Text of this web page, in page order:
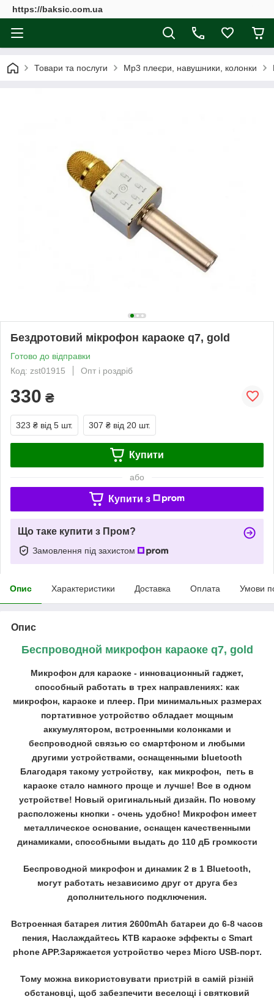
https://baksic.com.ua
Товари та послуги Mp3 плеєри, навушники, колонки
Бездротовий мікрофон караоке q7, gold
Готово до відправки
Код: zst01915
Опт і роздріб
330 ₴
323 ₴ від 5 шт. 307 ₴ від 20 шт.
Купити
або
Купити з
Що таке купити з Пром?
Замовлення під захистом
Опис Характеристики Доставка Оплата Умови
Опис
Беспроводной микрофон караоке q7, gold
Микрофон для караоке - инновационный гаджет,
способный работать в трех направлениях: как
микрофон, караоке и плеер. При минимальных размерах
портативное устройство обладает мощным
аккумулятором, встроенными колонками и
беспроводной связью со смартфоном и любыми
другими устройствами, оснащенными bluetooth
Благодаря такому устройству, как микрофон, петь в
караоке стало намного проще и лучше! Все в одном
устройстве! Новый оригинальный дизайн. По новому
расположены кнопки - очень удобно! Микрофон имеет
металлическое основание, оснащен качественными
динамиками, способными выдать до 110 дБ громкости
Беспроводной микрофон и динамик 2 в 1 Bluetooth,
могут работать независимо друг от друга без
дополнительного подключения.
Встроенная батарея лития 2600mAh батареи до 6-8 часов
пения, Наслаждайтесь КТВ караоке эффекты с Smart
phone APP.Заряжается устройство через Micro USB-порт.
Тому можна використовувати пристрій в самій різній
обстановці, щоб забезпечити веселощі і святковий